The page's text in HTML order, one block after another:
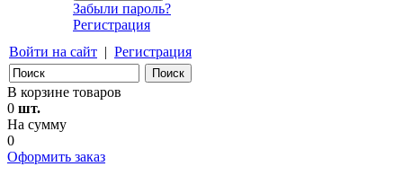
Забыли пароль?
Регистрация
Войти на сайт | Регистрация
В корзине товаров
0 шт.
На сумму
0
Оформить заказ